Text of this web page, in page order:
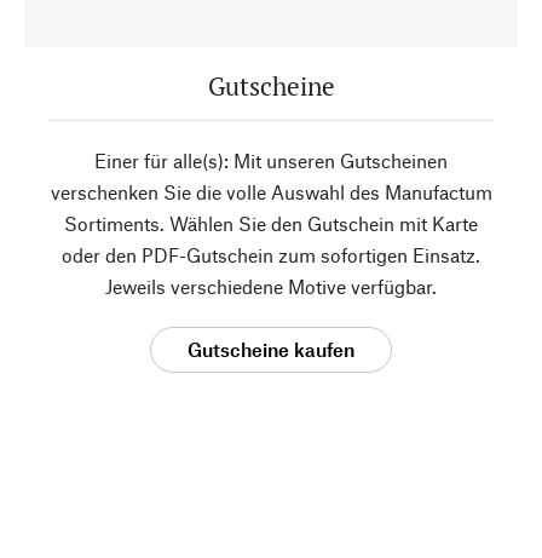
Gutscheine
Einer für alle(s): Mit unseren Gutscheinen
verschenken Sie die volle Auswahl des Manufactum
Sortiments. Wählen Sie den Gutschein mit Karte
oder den PDF-Gutschein zum sofortigen Einsatz.
Jeweils verschiedene Motive verfügbar.
Gutscheine kaufen